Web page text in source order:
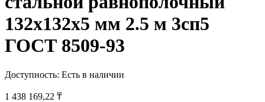
132х132х5 мм 2.5 м 3сп5
ГОСТ 8509-93
Доступность: Есть в наличии
1 438 169,22 ₸